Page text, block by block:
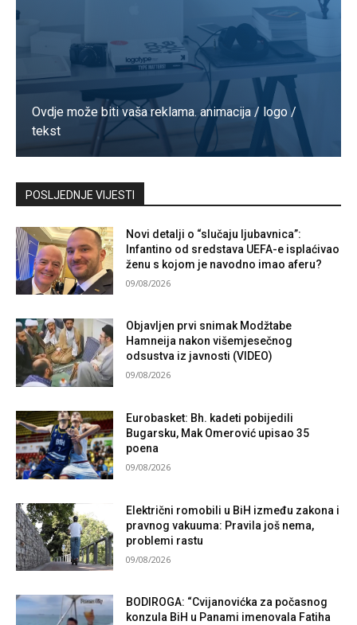
Ovdje može biti vaša reklama. animacija / logo /
tekst
Kontaktirajte nas
POSLJEDNJE VIJESTI
Novi detalji o “slučaju ljubavnica”:
Infantino od sredstava UEFA-e isplaćivao
ženu s kojom je navodno imao aferu?
09/08/2026
Objavljen prvi snimak Modžtabe
Hamneija nakon višemjesečnog
odsustva iz javnosti (VIDEO)
09/08/2026
Eurobasket: Bh. kadeti pobijedili
Bugarsku, Mak Omerović upisao 35
poena
09/08/2026
Električni romobili u BiH između zakona i
pravnog vakuuma: Pravila još nema,
problemi rastu
09/08/2026
BODIROGA: “Cvijanovićka za počasnog
konzula BiH u Panami imenovala Fatiha